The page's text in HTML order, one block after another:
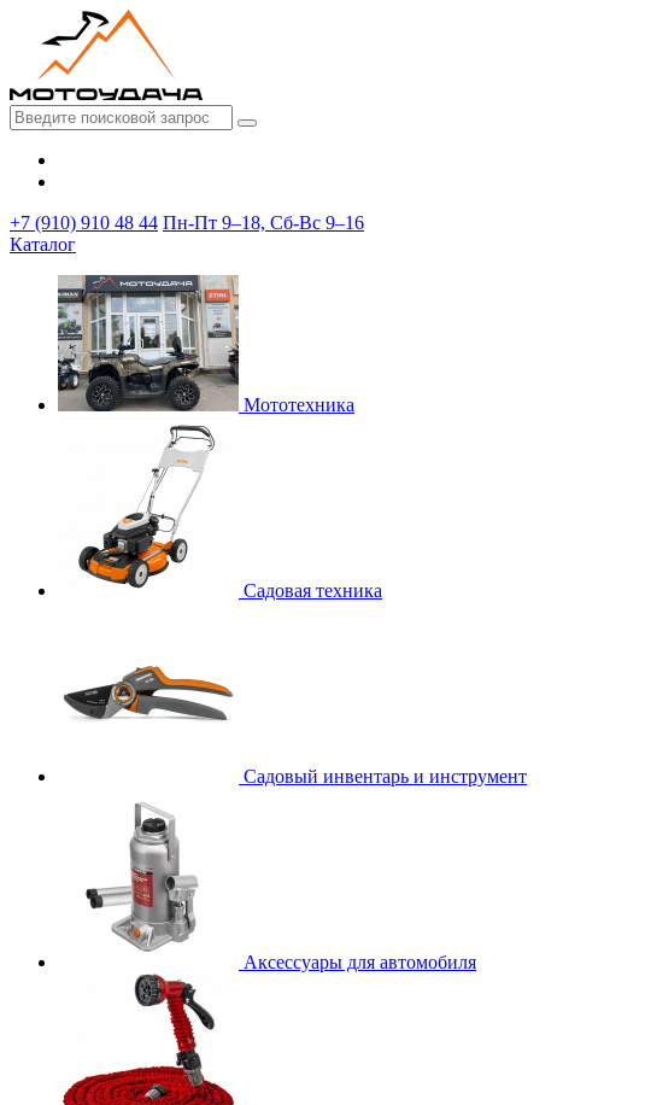
+7 (910) 910 48 44 Пн-Пт 9–18, Сб-Вс 9–16
Каталог
Мототехника
Садовая техника
Садовый инвентарь и инструмент
Аксессуары для автомобиля